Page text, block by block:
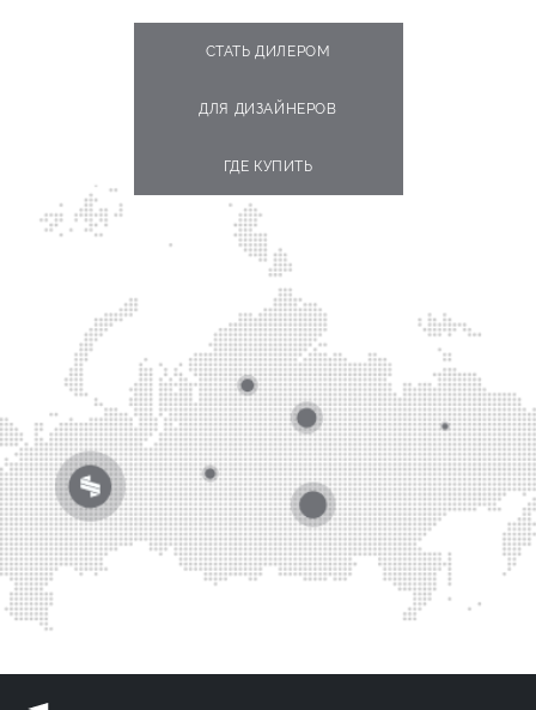
СТАТЬ ДИЛЕРОМ
ДЛЯ ДИЗАЙНЕРОВ
ГДЕ КУПИТЬ